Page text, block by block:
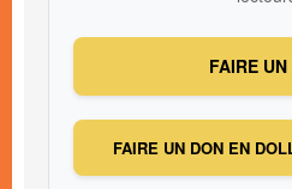
FAIRE
FAIRE UN DON EN